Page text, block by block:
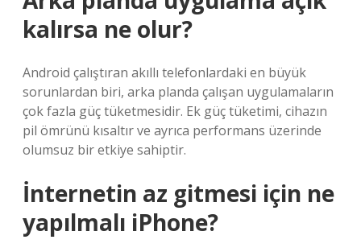
kalırsa ne olur?
Android çalıştıran akıllı telefonlardaki en büyük
sorunlardan biri, arka planda çalışan uygulamaların
çok fazla güç tüketmesidir. Ek güç tüketimi, cihazın
pil ömrünü kısaltır ve ayrıca performans üzerinde
olumsuz bir etkiye sahiptir.
İnternetin az gitmesi için ne
yapılmalı iPhone?